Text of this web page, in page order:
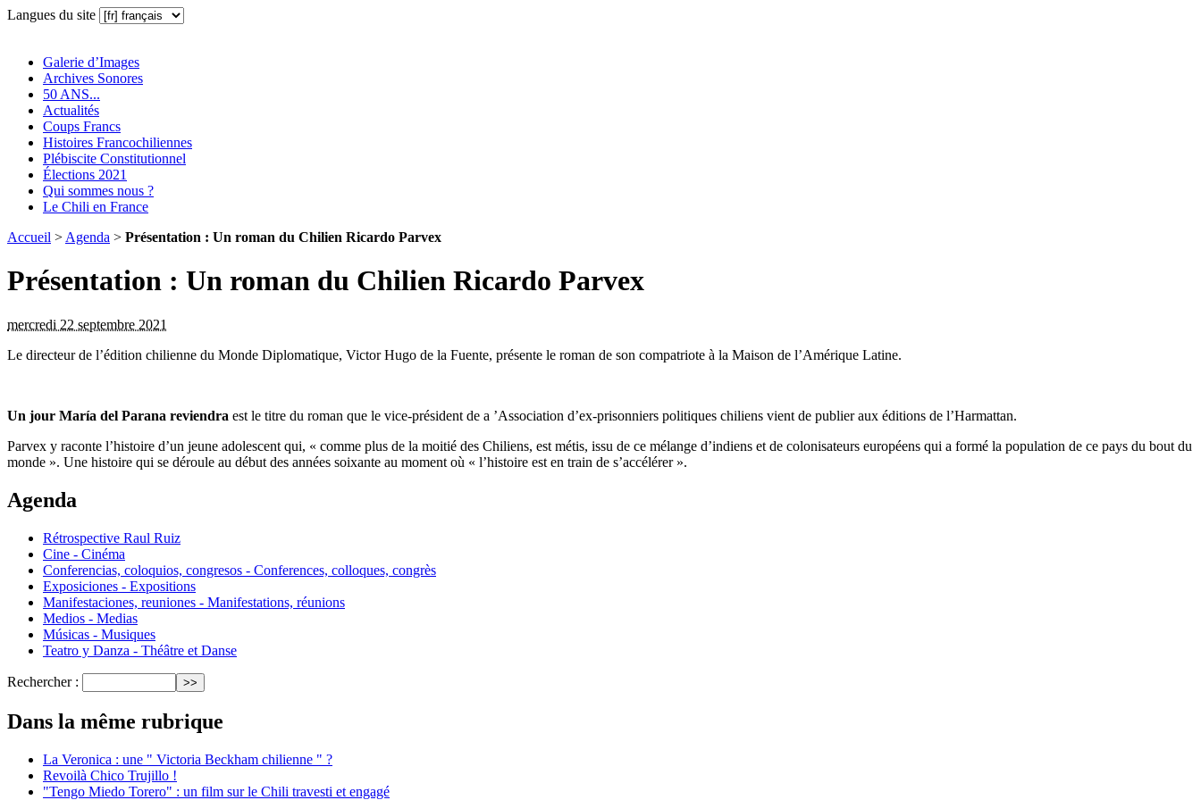
Langues du site
Galerie d’Images
Archives Sonores
50 ANS...
Actualités
Coups Francs
Histoires Francochiliennes
Plébiscite Constitutionnel
Élections 2021
Qui sommes nous ?
Le Chili en France
Accueil > Agenda > Présentation : Un roman du Chilien Ricardo Parvex
Présentation : Un roman du Chilien Ricardo Parvex
mercredi 22 septembre 2021
Le directeur de l’édition chilienne du Monde Diplomatique, Victor Hugo de la Fuente, présente le roman de son compatriote à la Maison de l’Amérique Latine.
Un jour María del Parana reviendra est le titre du roman que le vice-président de a ’Association d’ex-prisonniers politiques chiliens vient de publier aux éditions de l’Harmattan.
Parvex y raconte l’histoire d’un jeune adolescent qui, « comme plus de la moitié des Chiliens, est métis, issu de ce mélange d’indiens et de colonisateurs européens qui a formé la population de ce pays du bout du
monde ». Une histoire qui se déroule au début des années soixante au moment où « l’histoire est en train de s’accélérer ».
Agenda
Rétrospective Raul Ruiz
Cine - Cinéma
Conferencias, coloquios, congresos - Conferences, colloques, congrès
Exposiciones - Expositions
Manifestaciones, reuniones - Manifestations, réunions
Medios - Medias
Músicas - Musiques
Teatro y Danza - Théâtre et Danse
Rechercher :
Dans la même rubrique
La Veronica : une " Victoria Beckham chilienne " ?
Revoilà Chico Trujillo !
"Tengo Miedo Torero" : un film sur le Chili travesti et engagé